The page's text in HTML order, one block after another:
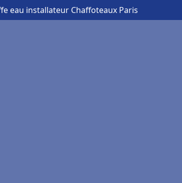
eau installateur Chaffoteaux Paris